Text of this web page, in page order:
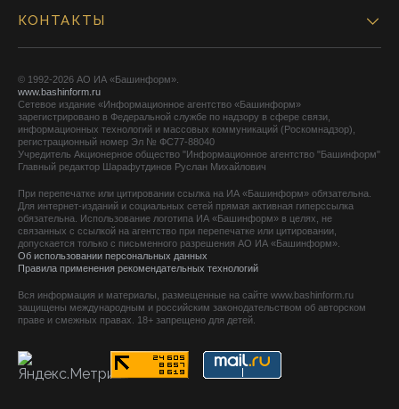
КОНТАКТЫ
© 1992-2026 АО ИА «Башинформ».
www.bashinform.ru
Сетевое издание «Информационное агентство «Башинформ»
зарегистрировано в Федеральной службе по надзору в сфере связи,
информационных технологий и массовых коммуникаций (Роскомнадзор),
регистрационный номер Эл № ФС77-88040
Учредитель Акционерное общество "Информационное агентство "Башинформ"
Главный редактор Шарафутдинов Руслан Михайлович
При перепечатке или цитировании ссылка на ИА «Башинформ» обязательна.
Для интернет-изданий и социальных сетей прямая активная гиперссылка
обязательна. Использование логотипа ИА «Башинформ» в целях, не
связанных с ссылкой на агентство при перепечатке или цитировании,
допускается только с письменного разрешения АО ИА «Башинформ».
Об использовании персональных данных
Правила применения рекомендательных технологий
Вся информация и материалы, размещенные на сайте www.bashinform.ru
защищены международным и российским законодательством об авторском
праве и смежных правах. 18+ запрещено для детей.